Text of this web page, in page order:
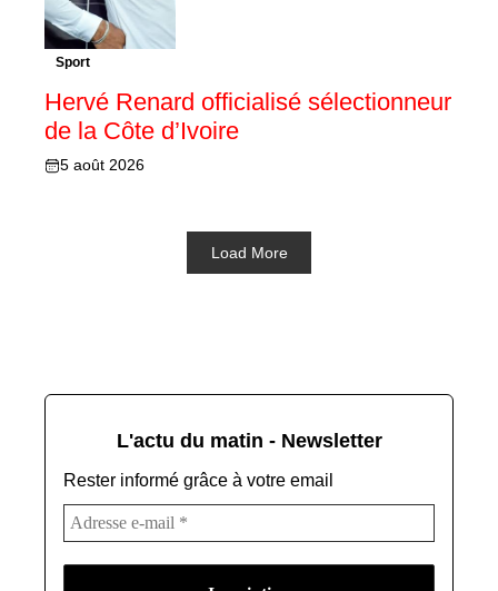
Sport
Hervé Renard officialisé sélectionneur
de la Côte d’Ivoire
5 août 2026
Load More
L'actu du matin - Newsletter
Rester informé grâce à votre email